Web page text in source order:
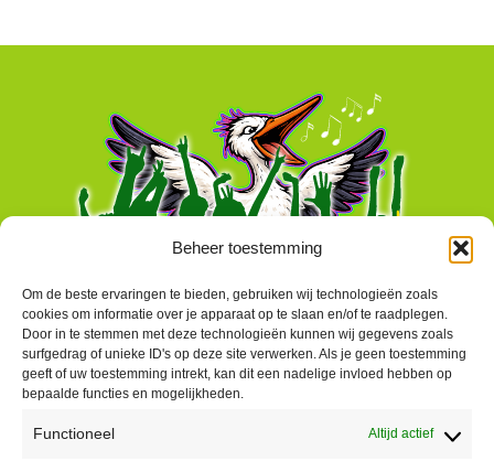
Beheer toestemming
Om de beste ervaringen te bieden, gebruiken wij technologieën zoals
cookies om informatie over je apparaat op te slaan en/of te raadplegen.
Door in te stemmen met deze technologieën kunnen wij gegevens zoals
surfgedrag of unieke ID's op deze site verwerken. Als je geen toestemming
geeft of uw toestemming intrekt, kan dit een nadelige invloed hebben op
bepaalde functies en mogelijkheden.
Functioneel Altijd actief